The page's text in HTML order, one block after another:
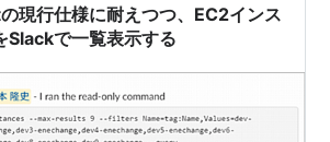
現行仕様に耐えつつ、EC2インス
Slackで一覧表示する